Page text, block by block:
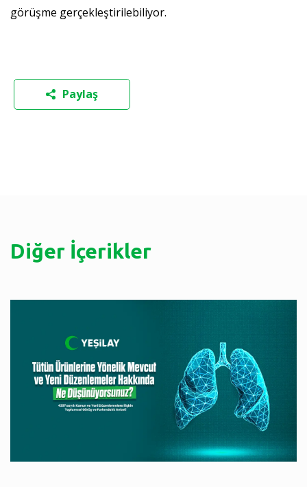
görüşme gerçekleştirilebiliyor.
Paylaş
Diğer İçerikler